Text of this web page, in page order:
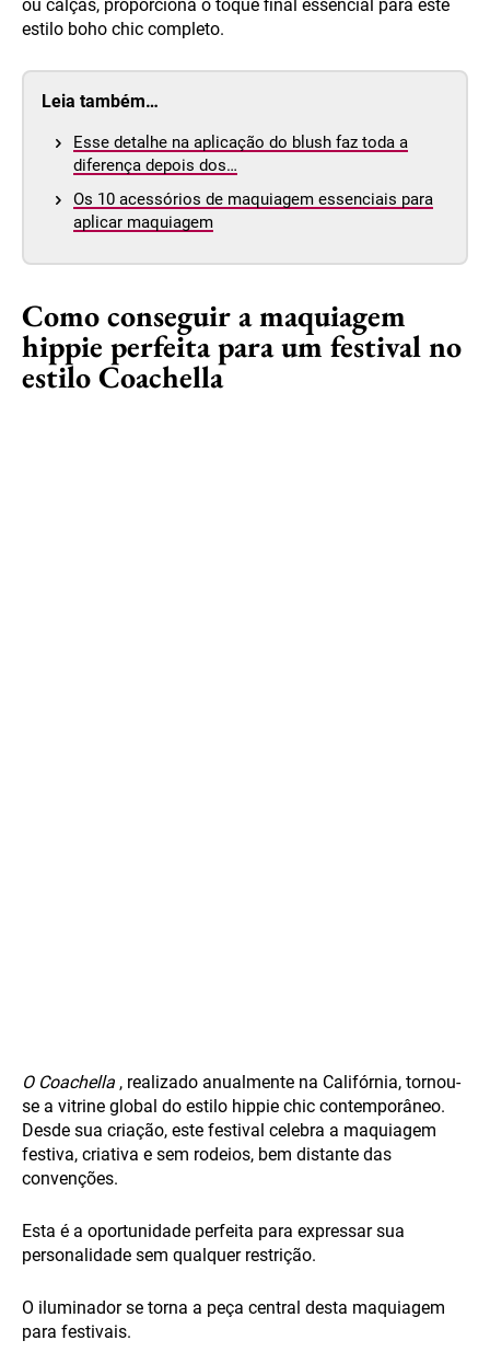
ou calças, proporciona o toque final essencial para este
estilo boho chic completo.
Leia também…
Esse detalhe na aplicação do blush faz toda a
diferença depois dos…
Os 10 acessórios de maquiagem essenciais para
aplicar maquiagem
Como conseguir a maquiagem
hippie perfeita para um festival no
estilo Coachella
O Coachella , realizado anualmente na Califórnia, tornou-
se a vitrine global do estilo hippie chic contemporâneo.
Desde sua criação, este festival celebra a maquiagem
festiva, criativa e sem rodeios, bem distante das
convenções.
Esta é a oportunidade perfeita para expressar sua
personalidade sem qualquer restrição.
O iluminador se torna a peça central desta maquiagem
para festivais.